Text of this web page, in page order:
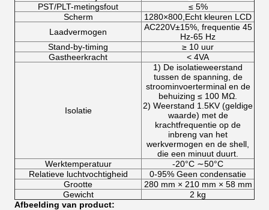
PST/PLT-metingsfout
≤ 5%
Scherm
1280×800,Echt kleuren LCD
Laadvermogen
AC220V±15%, frequentie 45
Hz-65 Hz
Stand-by-timing
≥ 10 uur
Gastheerkracht
< 4VA
Isolatie
1) De isolatieweerstand
tussen de spanning, de
stroominvoerterminal en de
behuizing ≤ 100 MΩ.
2) Weerstand 1.5KV (geldige
waarde) met de
krachtfrequentie op de
inbreng van het
werkvermogen en de shell,
die een minuut duurt.
Werktemperatuur
-20°C ∼50°C
Relatieve luchtvochtigheid
0-95% Geen condensatie
Grootte
280 mm × 210 mm × 58 mm
Gewicht
2 kg
Afbeelding van product: